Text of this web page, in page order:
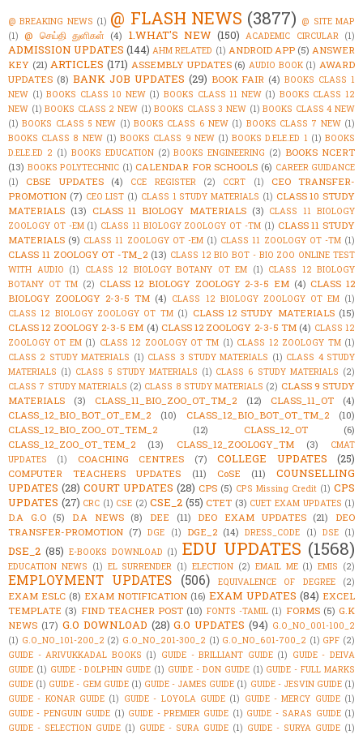
@ BREAKING NEWS (1) @ FLASH NEWS (3877) @ SITE MAP
(1) @ செய்தி துளிகள் (4) 1.WHAT'S NEW (150) ACADEMIC CIRCULAR (1)
ADMISSION UPDATES (144) AHM RELATED (1) ANDROID APP (5) ANSWER
KEY (21) ARTICLES (171) ASSEMBLY UPDATES (6) AUDIO BOOK (1) AWARD
UPDATES (8) BANK JOB UPDATES (29) BOOK FAIR (4) BOOKS CLASS 1
NEW (1) BOOKS CLASS 10 NEW (1) BOOKS CLASS 11 NEW (1) BOOKS CLASS 12
NEW (1) BOOKS CLASS 2 NEW (1) BOOKS CLASS 3 NEW (1) BOOKS CLASS 4 NEW
(1) BOOKS CLASS 5 NEW (1) BOOKS CLASS 6 NEW (1) BOOKS CLASS 7 NEW (1)
BOOKS CLASS 8 NEW (1) BOOKS CLASS 9 NEW (1) BOOKS D.ELE.ED 1 (1) BOOKS
D.ELE.ED 2 (1) BOOKS EDUCATION (2) BOOKS ENGINEERING (2) BOOKS NCERT
(13) BOOKS POLYTECHNIC (1) CALENDAR FOR SCHOOLS (6) CAREER GUIDANCE
(1)
CBSE UPDATES (4) CCE REGISTER (2) CCRT (1)
CEO TRANSFER-
PROMOTION (7) CEO LIST (1) CLASS 1 STUDY MATERIALS (1) CLASS 10 STUDY
MATERIALS (13) CLASS 11 BIOLOGY MATERIALS (3) CLASS 11 BIOLOGY
ZOOLOGY OT -EM (1) CLASS 11 BIOLOGY ZOOLOGY OT -TM (1) CLASS 11 STUDY
MATERIALS (9) CLASS 11 ZOOLOGY OT -EM (1) CLASS 11 ZOOLOGY OT -TM (1)
CLASS 11 ZOOLOGY OT -TM_2 (13) CLASS 12 BIO BOT - BIO ZOO ONLINE TEST
WITH AUDIO (1) CLASS 12 BIOLOGY BOTANY OT EM (1) CLASS 12 BIOLOGY
BOTANY OT TM (2) CLASS 12 BIOLOGY ZOOLOGY 2-3-5 EM (4) CLASS 12
BIOLOGY ZOOLOGY 2-3-5 TM (4) CLASS 12 BIOLOGY ZOOLOGY OT EM (1)
CLASS 12 BIOLOGY ZOOLOGY OT TM (1) CLASS 12 STUDY MATERIALS (15)
CLASS 12 ZOOLOGY 2-3-5 EM (4) CLASS 12 ZOOLOGY 2-3-5 TM (4) CLASS 12
ZOOLOGY OT EM (1) CLASS 12 ZOOLOGY OT TM (1) CLASS 12 ZOOLOGY TM (1)
CLASS 2 STUDY MATERIALS (1) CLASS 3 STUDY MATERIALS (1) CLASS 4 STUDY
MATERIALS (1) CLASS 5 STUDY MATERIALS (1) CLASS 6 STUDY MATERIALS (2)
CLASS 7 STUDY MATERIALS (2) CLASS 8 STUDY MATERIALS (2) CLASS 9 STUDY
MATERIALS
(3) CLASS_11_BIO_ZOO_OT_TM_2 (12) CLASS_11_OT
(4)
CLASS_12_BIO_BOT_OT_EM_2
(10) CLASS_12_BIO_BOT_OT_TM_2
(10)
CLASS_12_BIO_ZOO_OT_TEM_2
(12) CLASS_12_OT
(6)
CLASS_12_ZOO_OT_TEM_2
(13) CLASS_12_ZOOLOGY_TM (3)
CMAT
UPDATES
(1) COACHING CENTRES (7) COLLEGE UPDATES (25)
COMPUTER TEACHERS UPDATES (11) CoSE (11)
COUNSELLING
UPDATES (28) COURT UPDATES (28) CPS (5) CPS Missing Credit (1) CPS
UPDATES (27) CRC (1) CSE (2) CSE_2 (55) CTET (3) CUET EXAM UPDATES (1)
D.A G.O (5) D.A NEWS (8) DEE (11) DEO EXAM UPDATES (21)
DEO
TRANSFER-PROMOTION (7) DGE (1) DGE_2 (14) DRESS_CODE (1) DSE (1)
DSE_2 (85) E-BOOKS DOWNLOAD (1) EDU UPDATES (1568)
EDUCATION NEWS (1) EL SURRENDER (1) ELECTION (2) EMAIL ME (1) EMIS (2)
EMPLOYMENT UPDATES (506) EQUIVALENCE OF DEGREE (2)
EXAM ESLC (8) EXAM NOTIFICATION (16) EXAM UPDATES (84) EXCEL
TEMPLATE (3) FIND TEACHER POST (10) FONTS -TAMIL (1) FORMS (5) G.K
NEWS (17) G.O DOWNLOAD (28) G.O UPDATES (94) G.O_NO_001-100_2
(1) G.O_NO_101-200_2 (2) G.O_NO_201-300_2 (1) G.O_NO_601-700_2 (1) GPF (2)
GUIDE - ARIVUKKADAL BOOKS (1) GUIDE - BRILLIANT GUIDE (1) GUIDE - DEIVA
GUIDE (1) GUIDE - DOLPHIN GUIDE (1) GUIDE - DON GUIDE (1) GUIDE - FULL MARKS
GUIDE (1) GUIDE - GEM GUIDE (1) GUIDE - JAMES GUIDE (1) GUIDE - JESVIN GUIDE (1)
GUIDE - KONAR GUIDE (1) GUIDE - LOYOLA GUIDE (1) GUIDE - MERCY GUIDE (1)
GUIDE - PENGUIN GUIDE (1) GUIDE - PREMIER GUIDE (1) GUIDE - SARAS GUIDE (1)
GUIDE - SELECTION GUIDE (1) GUIDE - SURA GUIDE (1) GUIDE - SURYA GUIDE (1)